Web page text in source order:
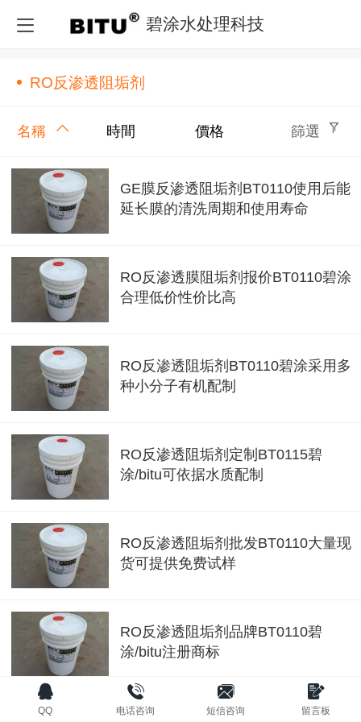
碧涂水处理科技
RO反渗透阻垢剂
名稱 時間 價格 篩選
GE膜反渗透阻垢剂BT0110使用后能
延长膜的清洗周期和使用寿命
RO反渗透膜阻垢剂报价BT0110碧涂
合理低价性价比高
RO反渗透阻垢剂BT0110碧涂采用多
种小分子有机配制
RO反渗透阻垢剂定制BT0115碧
涂/bitu可依据水质配制
RO反渗透阻垢剂批发BT0110大量现
货可提供免费试样
RO反渗透阻垢剂品牌BT0110碧
涂/bitu注册商标
QQ 电话咨询 短信咨询 留言板